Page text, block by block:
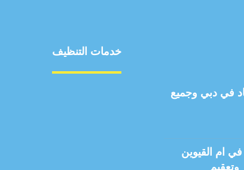
في دبي وجميع
ام القيوين
خدمات التنظيف